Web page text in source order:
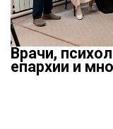
Врачи,
епархии и